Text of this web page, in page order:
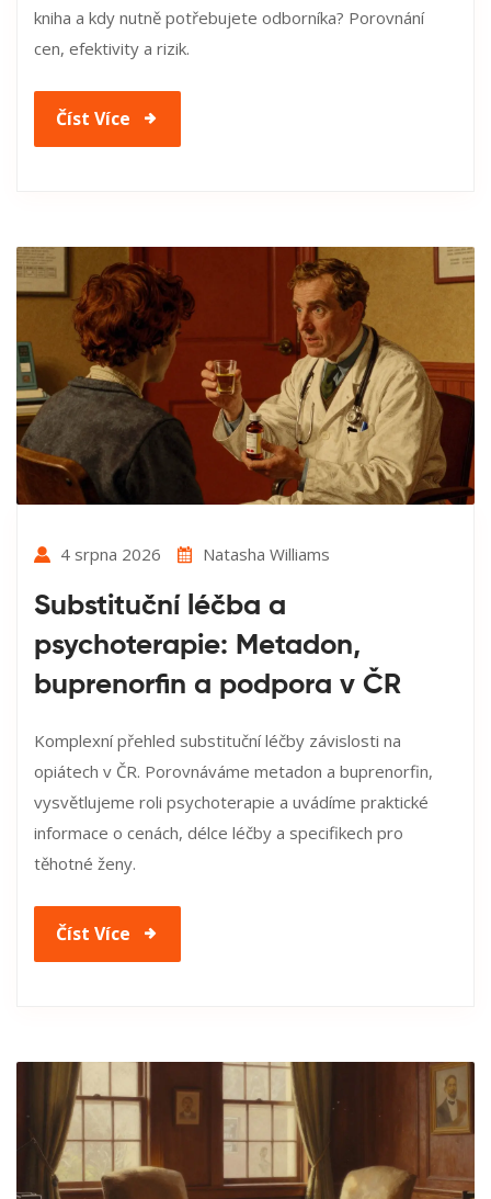
kniha a kdy nutně potřebujete odborníka? Porovnání
cen, efektivity a rizik.
Číst Více
4 srpna 2026 Natasha Williams
Substituční léčba a
psychoterapie: Metadon,
buprenorfin a podpora v ČR
Komplexní přehled substituční léčby závislosti na
opiátech v ČR. Porovnáváme metadon a buprenorfin,
vysvětlujeme roli psychoterapie a uvádíme praktické
informace o cenách, délce léčby a specifikech pro
těhotné ženy.
Číst Více